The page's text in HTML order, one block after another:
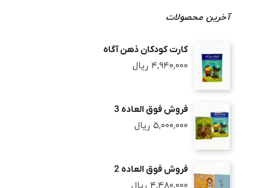
آخرین محصولات
کارت کودکان ذهن آگاه
۴,۹۴۰,۰۰۰ ریال
فروش فوق العاده 3
۵,۰۰۰,۰۰۰ ریال
فروش فوق العاده 2